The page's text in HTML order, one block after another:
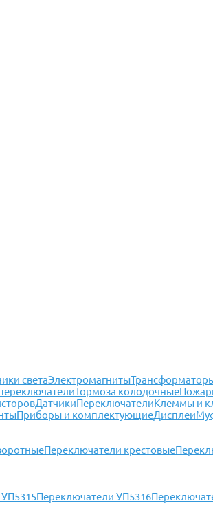
светаЭлектромагниты
Тормоза колодочные
ДатчикиПереключателиКлеммы и
Приборы и комплектующиеДисплеи
Переключатели крестовые
Переключатели УП5316